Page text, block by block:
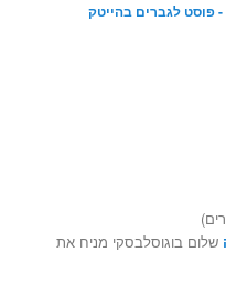
פוסט לגברים בהייטק
שלום בוגוסלבסקי מניח את